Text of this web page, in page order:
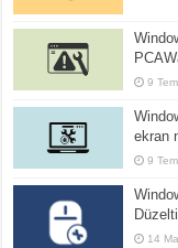
9
ekran
9
14